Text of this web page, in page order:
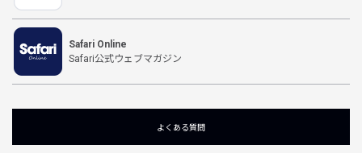
Safari Online
Safari公式ウェブマガジン
よくある質問